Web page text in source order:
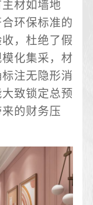
材如墙地
环保标准的
，杜绝了假
化集采，材
注无隐形消
致锁定总预
的财务压